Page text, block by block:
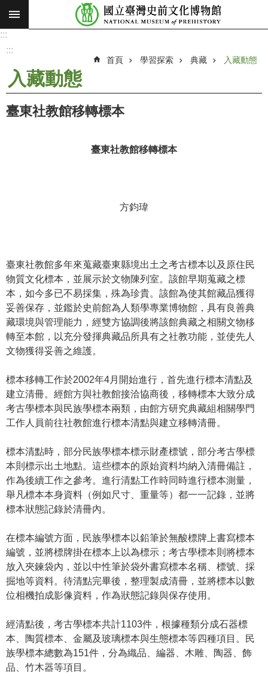
跳到主要內容區塊
搜
願
使
覽
學
習
探
索
認
我
們
便
服
務
性
別
等
專
區
友
措
施
服
務
:::
:::
首頁 學習探索 典藏 入藏動態
入藏動態
臺東社教館移轉標本
臺東社教館移轉標本
方鈞瑋
臺東社教館多年來蒐藏臺東縣境出土之考古標本以及原住民
物質文化標本，並展示於文物陳列室。該館早期蒐藏之標
本，如今多已不易採集，殊為珍貴。該館為使其館藏品獲得
妥善保存，並鑑於史前館為人類學專業博物館，具有良善典
藏環境與管理能力，經雙方協調後將該館典藏之相關文物移
轉至本館，以充分發揮典藏品所具有之社教功能，並使先人
文物獲得妥善之維護。
標本移轉工作於2002年4月開始進行，首先進行標本清點及
建立清冊。經館方與社教館接洽協商後，移轉標本大致分成
考古學標本與民族學標本兩類，由館方研究典藏組相關學門
工作人員前往社教館進行標本清點與建立移轉清冊。
標本清點時，部分民族學標本標示財產標號，部分考古學標
本則標示出土地點。這些標本的原始資料均納入清冊備註，
作為後續工作之參考。進行清點工作時同時進行標本測量，
舉凡標本本身資料（例如尺寸、重量等）都一一記錄，並將
標本狀態記錄於清冊內。
在標本編號方面，民族學標本以鉛筆於無酸標牌上書寫標本
編號，並將標牌掛在標本上以為標示；考古學標本則將標本
放入夾鍊袋內，並以中性筆於袋外書寫標本名稱、標號、採
掘地等資料。待清點完畢後，整理製成清冊，並將標本以數
位相機拍成影像資料，作為狀態記錄與保存使用。
經清點後，考古學標本共計1103件，根據種類分成石器標
本、陶質標本、金屬及玻璃標本與生態標本等四種項目。民
族學標本總數為151件，分為織品、編器、木雕、陶器、飾
品、竹木器等項目。